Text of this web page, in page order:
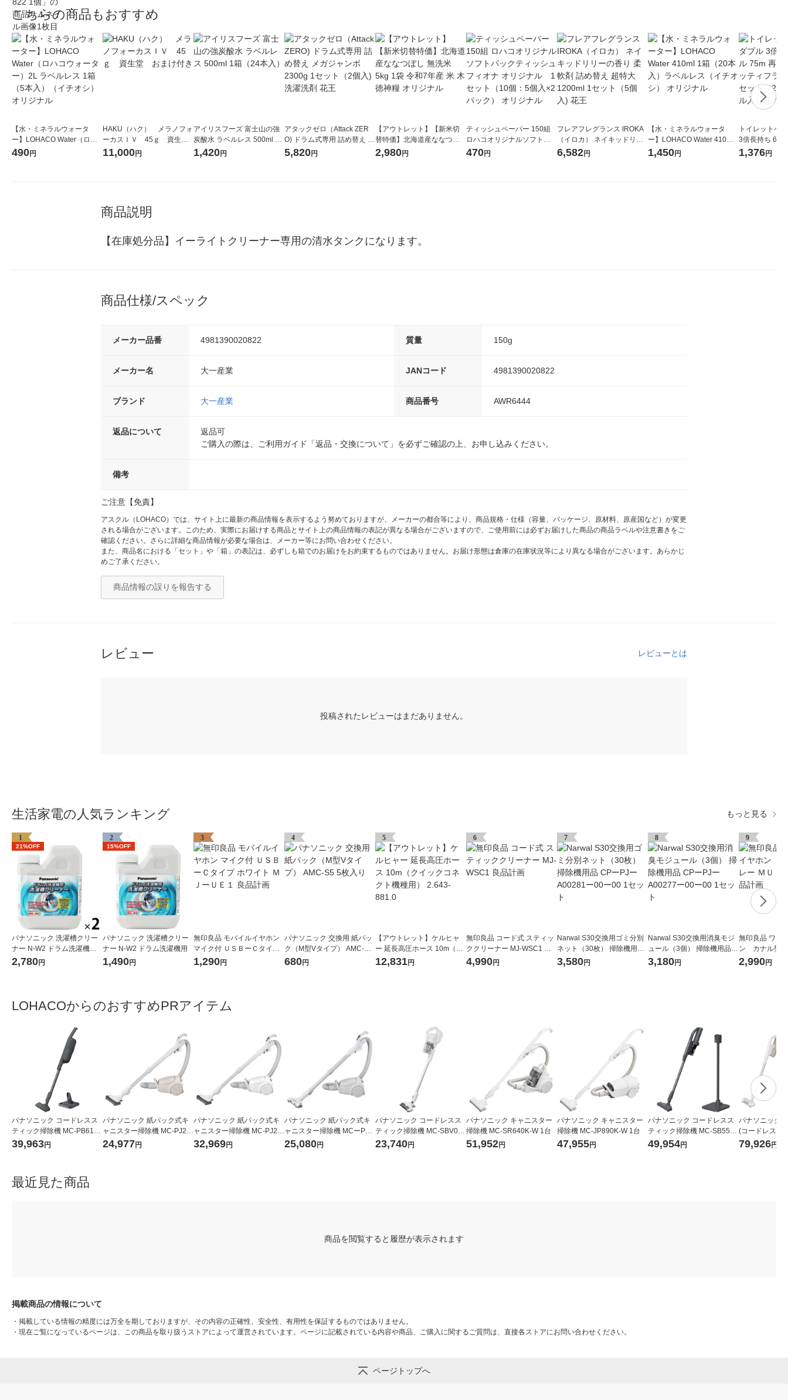
こちらの商品もおすすめ
【水・ミネラルウォータ
ー】LOHACO Water（ロハ
コウォーター）2L ラベルレ
490円
HAKU（ハク） メラノフォ
ーカスＩＶ 45ｇ 資生
堂 おまけ付き
11,000円
アイリスフーズ 富士山の強
炭酸水 ラベルレス 500ml 1
箱（24本入）
1,420円
アタックゼロ（Attack ZER
O) ドラム式専用 詰め替え メ
ガジャンボ 2300g 1セット
5,820円
【アウトレット】【新米切
替特価】北海道産ななつぼ
し 無洗米 5kg 1袋 令和7年産
2,980円
ティッシュペーパー 150組
ロハコオリジナルソフトパ
ックティッシュ フィオナ オ
470円
フレアフレグランス IROKA
（イロカ） ネイキッドリリ
ーの香り 柔軟剤 詰め替え 超
6,582円
【水・ミネラルウォータ
ー】LOHACO Water 410ml
1箱（20本入）ラベルレス
1,450円
トイレットペ
3倍長持ち 6ロール
紙配合 スコッ
1,376円
商品説明
【在庫処分品】イーライトクリーナー専用の清水タンクになります。
商品仕様/スペック
メーカー品番 4981390020822 質量 150g
メーカー名 大一産業 JANコード 4981390020822
ブランド 大一産業 商品番号 AWR6444
返品について
返品可
ご購入の際は、ご利用ガイド「返品・交換について」を必ずご確認の上、お申し込みください。
備考
ご注意【免責】
アスクル（LOHACO）では、サイト上に最新の商品情報を表示するよう努めておりますが、メーカーの都合等により、商品規格・仕様（容量、パッケージ、原材料、原産国など）が変更
される場合がございます。このため、実際にお届けする商品とサイト上の商品情報の表記が異なる場合がございますので、ご使用前には必ずお届けした商品の商品ラベルや注意書きをご
確認ください。さらに詳細な商品情報が必要な場合は、メーカー等にお問い合わせください。
また、商品名における「セット」や「箱」の表記は、必ずしも箱でのお届けをお約束するものではありません。お届け形態は倉庫の在庫状況等により異なる場合がございます。あらかじ
めご了承ください。
商品情報の誤りを報告する
レビュー レビューとは
投稿されたレビューはまだありません。
生活家電の人気ランキング もっと見る
1
21%OFF
パナソニック 洗濯槽クリー
ナー N-W2 ドラム洗濯機用 2
個
2,780円
2
15%OFF
パナソニック 洗濯槽クリー
ナー N-W2 ドラム洗濯機用
1,490円
3
無印良品 モバイルイヤホン
マイク付 ＵＳＢーＣタイプ
ホワイト ＭＪーＵＥ１ 良品
1,290円
4
パナソニック 交換用 紙パッ
ク（M型Vタイプ） AMC-S5
5枚入り
680円
5
【アウトレット】ケルヒャ
ー 延長高圧ホース 10m（ク
イックコネクト機種用） 2.6
12,831円
6
無印良品 コード式 スティッ
ククリーナー MJ-WSC1 良
品計画
4,990円
7
Narwal S30交換用ゴミ分別
ネット（30枚） 掃除機用品
CPーPJーA00281ー00ー00
3,580円
8
Narwal S30交換用消臭モジ
ュール（3個） 掃除機用品 C
PーPJーA00277ー00ー00 1
3,180円
9
無印良品 ワイ
ン カナル型
Ｉ-ＭＥ１
2,990円
LOHACOからのおすすめPRアイテム
パナソニック コードレスス
ティック掃除機 MC-PB61J-
A 1台
39,963円
パナソニック 紙パック式キ
ャニスター掃除機 MC-PJ25
G-C 1台
24,977円
パナソニック 紙パック式キ
ャニスター掃除機 MC-PJ25
0G-W 1台
32,969円
パナソニック 紙パック式キ
ャニスター掃除機 MCーPJ2
5AーH
25,080円
パナソニック コードレスス
ティック掃除機 MC-SBV01-
W 1台
23,740円
パナソニック キャニスター
掃除機 MC-SR640K-W 1台
51,952円
パナソニック キャニスター
掃除機 MC-JP890K-W 1台
47,955円
パナソニック コードレスス
ティック掃除機 MC-SB55K-
A 1台
49,954円
パナソニック
(コードレスス
NX810KM-W 1
79,926円
最近見た商品
商品を閲覧すると履歴が表示されます
掲載商品の情報について
・ 掲載している情報の精度には万全を期しておりますが、その内容の正確性、安全性、有用性を保証するものではありません。
・ 現在ご覧になっているページは、この商品を取り扱うストアによって運営されています。ページに記載されている内容や商品、ご購入に関するご質問は、直接各ストアにお問い合わせください。
ページトップへ